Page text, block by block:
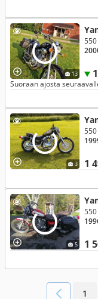
13
550
Suoraan ajosta
3 1
550
5 1
550
1